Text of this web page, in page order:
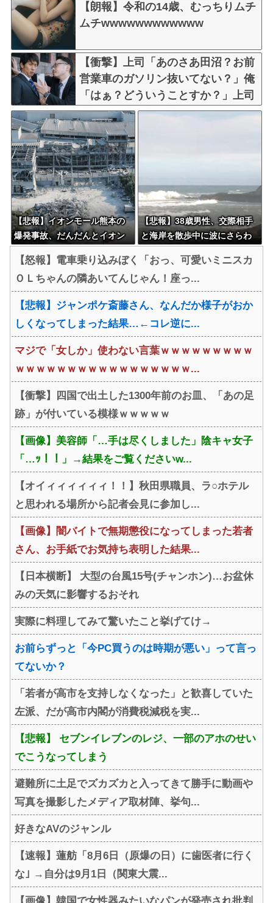
【朗報】令和の14歳、むっちりムチ
ムチwwwwwwwwwwww
【衝撃】上司「あのさあ田沼？お前
営業車のガソリン抜いてない？」俺
「はぁ？どういうことすか？」上司
「自分の車に入れ替えたりしてな
い？？」←これw w w w w w
【悲報】イオンモール熊本の
爆発事故、だんだんとイオン
世論になってしまう
【悲報】38歳男性、交際相手
と海岸を散歩中に波にさらわ
【怒報】電車乗り込みぼく「おっ、可愛いミニスカ
ＯＬちゃんの隣あいてんじゃん！座っ...
【悲報】ジャンポケ斎藤さん、なんだか様子がおか
しくなってしまった結果…←コレ逆に...
マジで「女しか」使わない言葉ｗｗｗｗｗｗｗｗｗ
ｗｗｗｗｗｗｗｗｗｗｗｗｗｗｗｗｗ...
【衝撃】四国で出土した1300年前のお皿、「あの足
跡」が付いている模様ｗｗｗｗｗ
【画像】美容師「…手は尽くしました」陰キャ女子
「…ｯ！！」→結果をご覧くださいw...
【オイィィィィィィ！！】秋田県職員、ラ○ホテル
と思われる場所から記者会見に参加し...
【画像】闇バイトで無期懲役になってしまった若者
さん、お手紙でお気持ち表明した結果...
【日本横断】 大型の台風15号(チャンホン)…お盆休
みの天気に影響するおそれ
実際に料理してみて驚いたこと挙げてけ→
お前らずっと「今PC買うのは時期が悪い」って言っ
てないか？
「若者が高市を支持しなくなった」と歓喜していた
左派、だが高市内閣が消費税減税を実...
【悲報】 セブンイレブンのレジ、一部のアホのせい
でこうなってしまう
避難所に土足でズカズカと入ってきて勝手に動画や
写真を撮影したメディア取材陣、挙句...
好きなAVのジャンル
【速報】蓮舫「8月6日（原爆の日）に歯医者に行く
な｣ →自分は9月1日（関東大震...
【画像】韓国で女性器みたいなパンが発売され批判